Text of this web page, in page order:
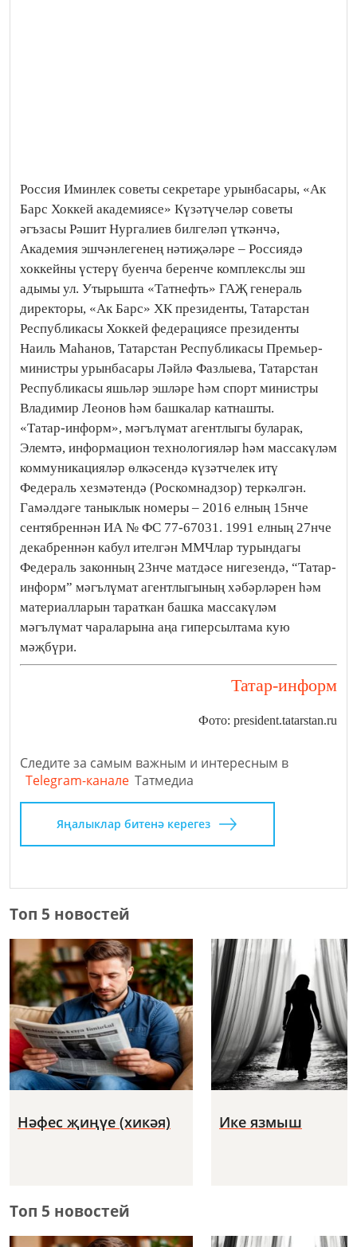
Россия Иминлек советы секретаре урынбасары, «Ак
Барс Хоккей академиясе» Күзәтүчеләр советы
әгъзасы Рәшит Нургалиев билгеләп үткәнчә,
Академия эшчәнлегенең нәтиҗәләре – Россиядә
хоккейны үстерү буенча беренче комплекслы эш
адымы ул. Утырышта «Татнефть» ГАҖ генераль
директоры, «Ак Барс» ХК президенты, Татарстан
Республикасы Хоккей федерациясе президенты
Наиль Маһанов, Татарстан Республикасы Премьер-
министры урынбасары Ләйлә Фазлыева, Татарстан
Республикасы яшьләр эшләре һәм спорт министры
Владимир Леонов һәм башкалар катнашты.
«Татар-информ», мәгълүмат агентлыгы буларак,
Элемтә, информацион технологияләр һәм массакүләм
коммуникацияләр өлкәсендә күзәтчелек итү
Федераль хезмәтендә (Роскомнадзор) теркәлгән.
Гамәлдәге таныклык номеры – 2016 елның 15нче
сентябреннән ИА № ФС 77-67031. 1991 елның 27нче
декабреннән кабул ителгән ММЧлар турындагы
Федераль законның 23нче матдәсе нигезендә, “Татар-
информ” мәгълүмат агентлыгының хәбәрләрен һәм
материалларын тараткан башка массакүләм
мәгълүмат чараларына аңа гиперсылтама кую
мәҗбүри.
Татар-информ
Фото: president.tatarstan.ru
Следите за самым важным и интересным в
Telegram-канале Татмедиа
Яңалыклар битенә керегез
Топ 5 новостей
Нәфес җиңүе (хикәя) Ике язмыш
Топ 5 новостей